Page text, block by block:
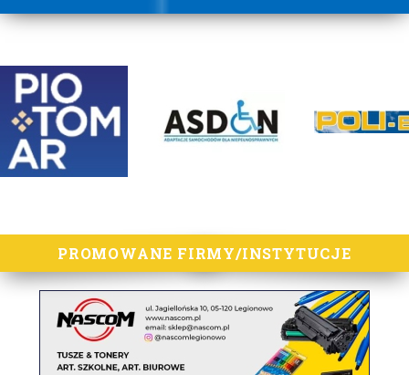
lorem ipsum
PROMOWANE FIRMY/INSTYTUCJE